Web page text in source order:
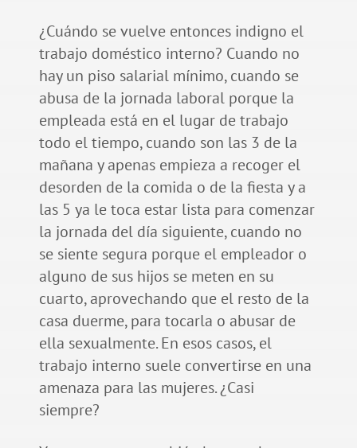
¿Cuándo se vuelve entonces indigno el
trabajo doméstico interno? Cuando no
hay un piso salarial mínimo, cuando se
abusa de la jornada laboral porque la
empleada está en el lugar de trabajo
todo el tiempo, cuando son las 3 de la
mañana y apenas empieza a recoger el
desorden de la comida o de la fiesta y a
las 5 ya le toca estar lista para comenzar
la jornada del día siguiente, cuando no
se siente segura porque el empleador o
alguno de sus hijos se meten en su
cuarto, aprovechando que el resto de la
casa duerme, para tocarla o abusar de
ella sexualmente. En esos casos, el
trabajo interno suele convertirse en una
amenaza para las mujeres. ¿Casi
siempre?